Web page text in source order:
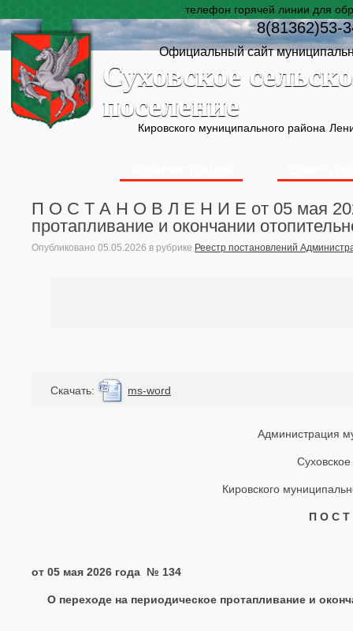
телефон горячей линии для
8(81362)53-
Официальный сайт
Суховское
поселение
Кировского муниципального района
П О С Т А Н О В Л Е Н И Е от 05 мая
протапливание и окончании
Опубликовано 05.05.2026 в рубрике Реестр постановлений
Cкачать: ms-word
Администрация
Кировского
П О С Т
от 05 мая 2026 года № 134
О переходе на периодическое протапливание и